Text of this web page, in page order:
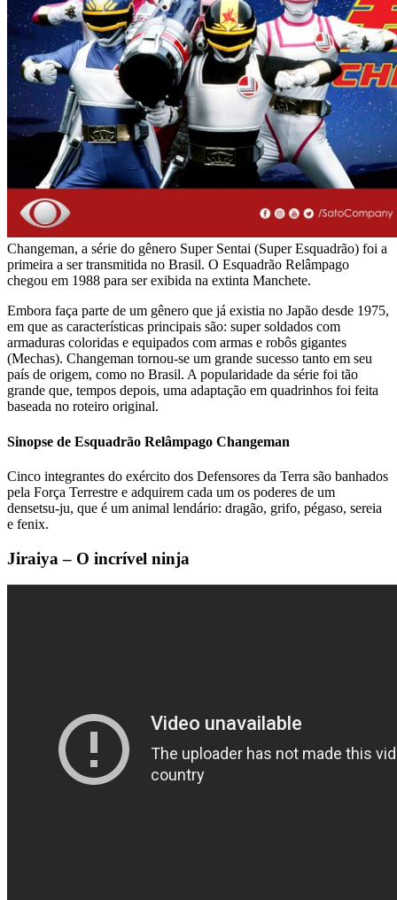
Changeman, a série do gênero Super Sentai (Super Esquadrão) foi a
primeira a ser transmitida no Brasil. O Esquadrão Relâmpago
chegou em 1988 para ser exibida na extinta Manchete.
Embora faça parte de um gênero que já existia no Japão desde 1975,
em que as características principais são: super soldados com
armaduras coloridas e equipados com armas e robôs gigantes
(Mechas). Changeman tornou-se um grande sucesso tanto em seu
país de origem, como no Brasil. A popularidade da série foi tão
grande que, tempos depois, uma adaptação em quadrinhos foi feita
baseada no roteiro original.
Sinopse de Esquadrão Relâmpago Changeman
Cinco integrantes do exército dos Defensores da Terra são banhados
pela Força Terrestre e adquirem cada um os poderes de um
densetsu-ju, que é um animal lendário: dragão, grifo, pégaso, sereia
e fenix.
Jiraiya – O incrível ninja